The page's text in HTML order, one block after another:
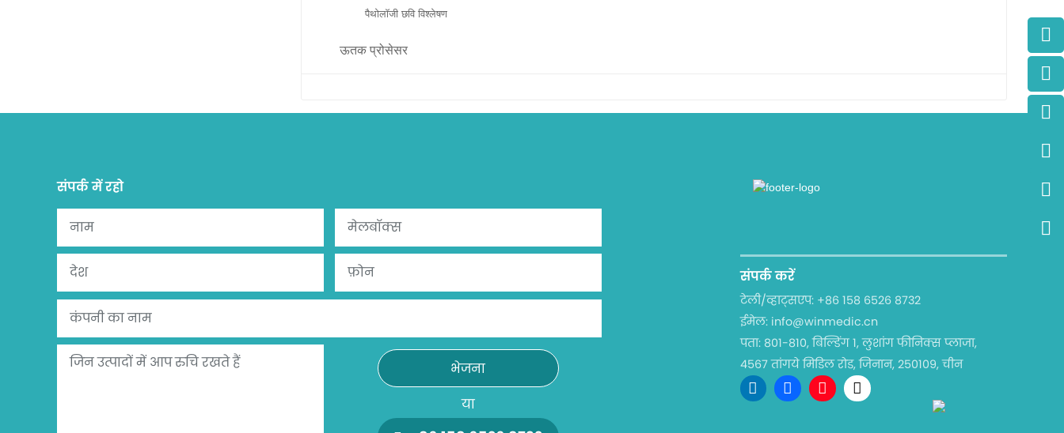
पैथोलॉजी छवि विश्लेषण
ऊतक प्रोसेसर
संपर्क में रहो
भेजना
या
संपर्क करें
टेली/व्हाट्सएप: +86 158 6526 8732
ईमेल: info@winmedic.cn
पता: 801-810, बिल्डिंग 1, लुशांग फीनिक्स प्लाजा,
4567 तांगये मिडिल रोड, जिनान, 250109, चीन